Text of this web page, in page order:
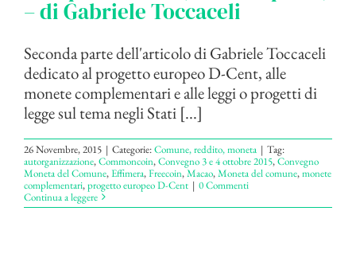
– di Gabriele Toccaceli
Seconda parte dell'articolo di Gabriele Toccaceli
dedicato al progetto europeo D-Cent, alle
monete complementari e alle leggi o progetti di
legge sul tema negli Stati [...]
26 Novembre, 2015 | Categorie:Comune, reddito, moneta | Tag:
autorganizzazione,Commoncoin,Convegno 3 e 4 ottobre 2015,Convegno
Moneta del Comune,Effimera,Freecoin,Macao,Moneta del comune,monete
complementari,progetto europeo D-Cent | 0 Commenti
Continua a leggere